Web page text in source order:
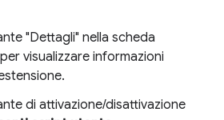
"Dettagli" nella scheda
visualizzare informazioni
di attivazione/disattivazione